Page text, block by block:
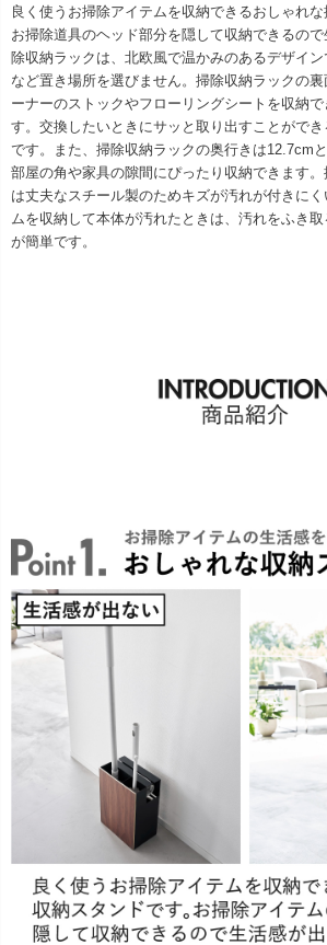
良く使うお掃除アイテムを収納できるおしゃれな
お掃除道具のヘッド部分を隠して収納できるの
除収納ラックは、北欧風で温かみのあるデザイ
など置き場所を選びません。掃除収納ラックの
ーナーのストックやフローリングシートを収納
す。交換したいときにサッと取り出すことがで
です。また、掃除収納ラックの奥行きは12.7cm
部屋の角や家具の隙間にぴったり収納できます
は丈夫なスチール製のためキズが汚れが付きに
ムを収納して本体が汚れたときは、汚れをふき
が簡単です。